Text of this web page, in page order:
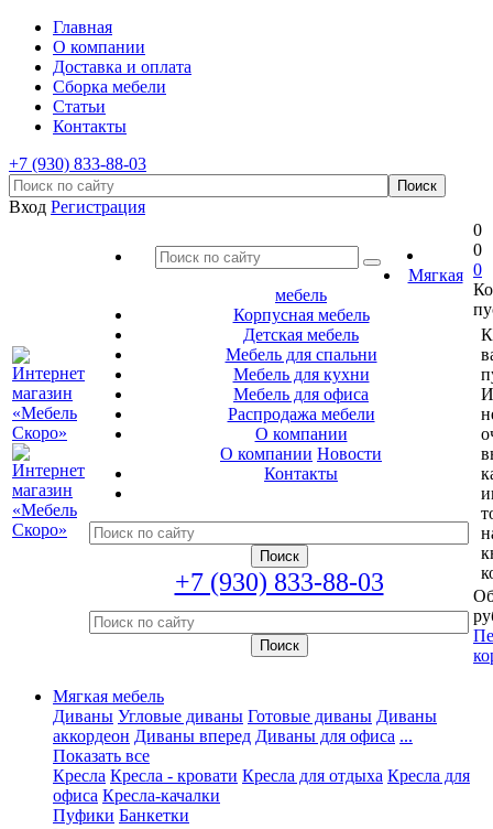
Главная
О компании
Доставка и оплата
Сборка мебели
Статьи
Контакты
+7 (930) 833-88-03
Вход Регистрация
Мягкая
мебель
Корпусная мебель
Детская мебель
Мебель для спальни
Мебель для кухни
Мебель для офиса
Распродажа мебели
О компании
О компании Новости
Контакты
+7 (930) 833-88-03
0
0
0
Мягкая мебель
Диваны Угловые диваны Готовые диваны Диваны
аккордеон Диваны вперед Диваны для офиса ...
Показать все
Кресла Кресла - кровати Кресла для отдыха Кресла для
офиса Кресла-качалки
Пуфики Банкетки